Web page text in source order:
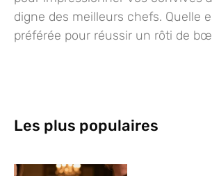
digne des meilleurs chefs. Quelle
préférée pour réussir un rôti de
Les plus populaires